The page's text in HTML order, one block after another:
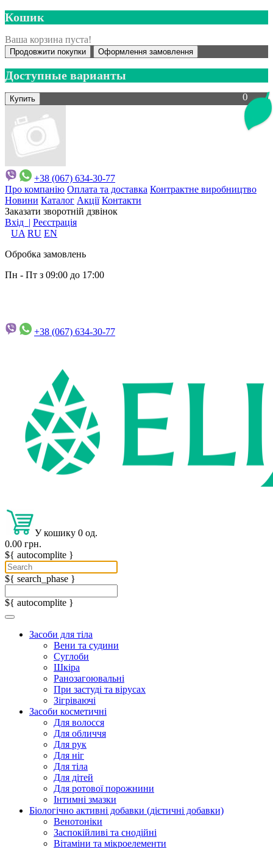
Кошик
Ваша корзина пуста!
Продовжити покупки Оформлення замовлення
0
Доступные варианты
+38 (067) 634-30-77
Про компанію Оплата та доставка Контрактне виробництво
Новини Каталог Акції Контакти
Заказати зворотній дзвінок
Вхід | Реєстрація
UA RU EN
Обробка замовлень
Пн - Пт з 09:00 до 17:00
+38 (067) 634-30-77
У кошику 0 од.
0.00 грн.
${ autocomplite }
${ search_phase }
${ autocomplite }
Засоби для тіла
Вени та судини
Суглоби
Шкіра
Ранозагоювальні
При застуді та вірусах
Зігріваючі
Засоби косметичні
Для волосся
Для обличчя
Для рук
Для ніг
Для тіла
Для дітей
Для ротової порожнини
Інтимні змазки
Біологічно активні добавки (дієтичні добавки)
Венотоніки
Заспокійливі та снодійні
Вітаміни та мікроелементи